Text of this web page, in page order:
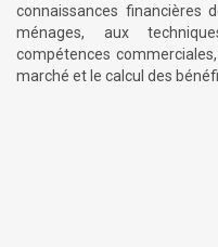
connaissances financières
ménages, aux
compétences
marché et le calcul des